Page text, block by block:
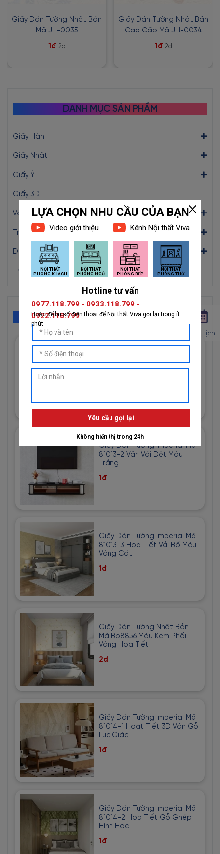
Giấy Dán Tường Nhật Bản
Mã JH-0035
1đ 2đ
Giấy Dán Tường Nhật Bản
Cao Cấp Mã JH-0034
1đ 2đ
DANH MỤC SẢN PHẨM
Giấy Hàn
Giấy Nhật
Giấy Ý
Giấy 3D
Vải Dán Tường
Tranh Dán Tường
Dán Decal
Thi Công
GIẤY MỚI
81012-3 Họa Tiết Hình Học
Giấy Dán Tường Imperial Mã
81013-2 Vân Vải Dệt Màu
Trắng
1đ
Giấy Dán Tường Imperial Mã
81013-3 Hoạ Tiết Vải Bố Màu
Vàng Cát
1đ
Giấy Dán Tường Nhật Bản
Mã Bb8856 Màu Kem Phối
Vàng Hoạ Tiết
2đ
Giấy Dán Tường Imperial Mã
81014-1 Hoạt Tiết 3D Vân Gỗ
Lục Giác
1đ
Giấy Dán Tường Imperial Mã
81014-2 Họa Tiết Gỗ Ghép
Hình Học
1đ
Đặt lịch